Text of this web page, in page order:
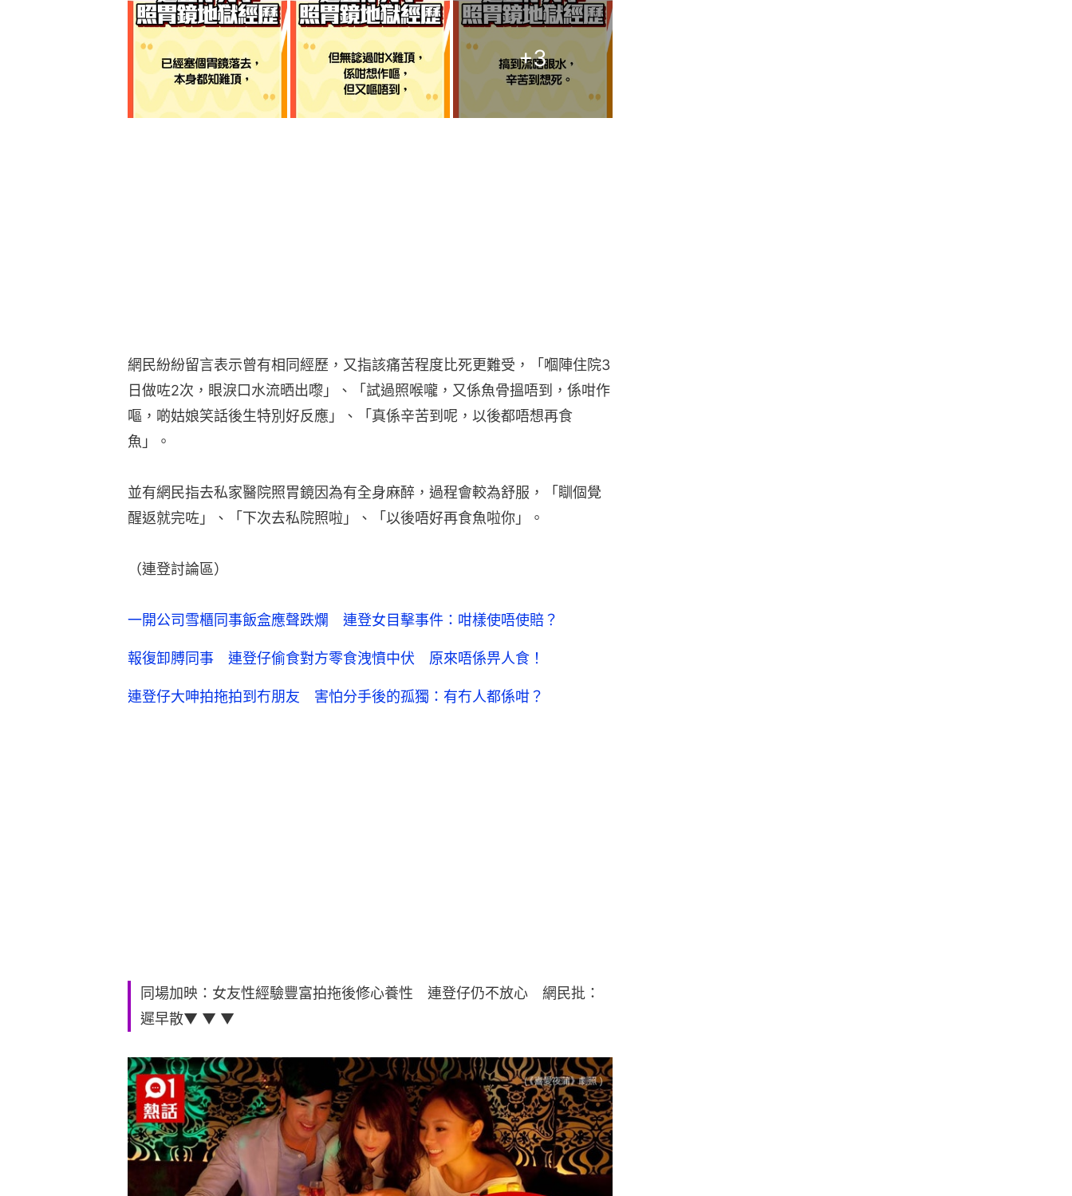
+3
網民紛紛留言表示曾有相同經歷，又指該痛苦程度比死更難受，「嗰陣住院3
日做咗2次，眼淚口水流晒出嚟」、「試過照喉嚨，又係魚骨搵唔到，係咁作
嘔，啲姑娘笑話後生特別好反應」、「真係辛苦到呢，以後都唔想再食
魚」。
並有網民指去私家醫院照胃鏡因為有全身麻醉，過程會較為舒服，「瞓個覺
醒返就完咗」、「下次去私院照啦」、「以後唔好再食魚啦你」。
（連登討論區）
一開公司雪櫃同事飯盒應聲跌爛 連登女目擊事件：咁樣使唔使賠？
報復卸膊同事 連登仔偷食對方零食洩憤中伏 原來唔係畀人食！
連登仔大呻拍拖拍到冇朋友 害怕分手後的孤獨：有冇人都係咁？
同場加映：女友性經驗豐富拍拖後修心養性 連登仔仍不放心 網民批：
遲早散▼ ▼ ▼